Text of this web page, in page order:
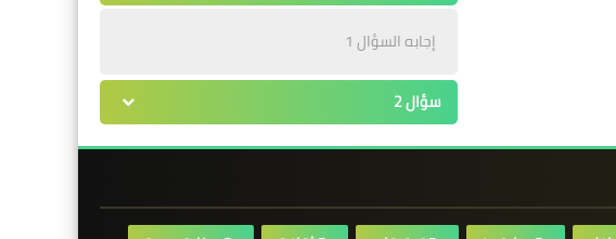
إجابه السؤال 1
سؤال 2